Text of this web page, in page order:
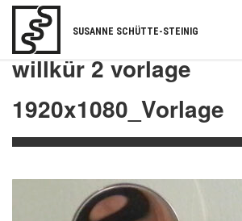
SUSANNE SCHÜTTE-STEINIG
willkür 2 vorlage
1920x1080_Vorlage